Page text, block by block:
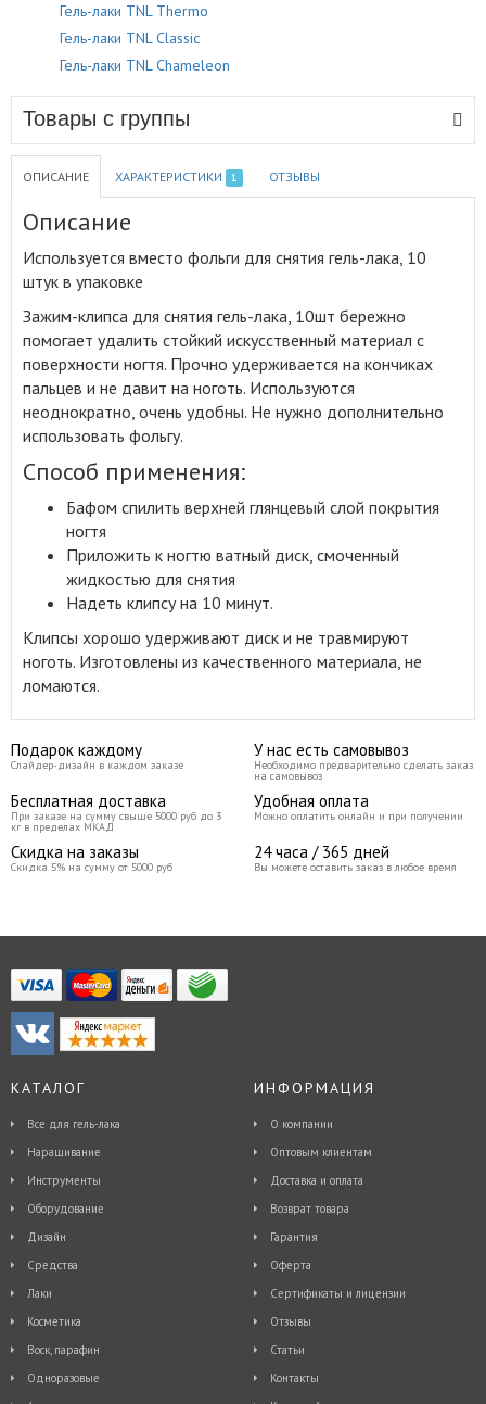
Гель-лаки TNL Thermo
Гель-лаки TNL Classic
Гель-лаки TNL Chameleon
Товары с группы
ОПИСАНИЕ ХАРАКТЕРИСТИКИ 1 ОТЗЫВЫ
Описание
Используется вместо фольги для снятия гель-лака, 10
штук в упаковке
Зажим-клипса для снятия гель-лака, 10шт бережно
помогает удалить стойкий искусственный материал с
поверхности ногтя. Прочно удерживается на кончиках
пальцев и не давит на ноготь. Используются
неоднократно, очень удобны. Не нужно дополнительно
использовать фольгу.
Способ применения:
Бафом спилить верхней глянцевый слой покрытия
ногтя
Приложить к ногтю ватный диск, смоченный
жидкостью для снятия
Надеть клипсу на 10 минут.
Клипсы хорошо удерживают диск и не травмируют
ноготь. Изготовлены из качественного материала, не
ломаются.
Подарок каждому
Слайдер-дизайн в каждом заказе
У нас есть самовывоз
Необходимо предварительно сделать заказ
на самовывоз
Бесплатная доставка
При заказе на сумму свыше 5000 руб до 3
кг в пределах МКАД
Удобная оплата
Можно оплатить онлайн и при получении
Скидка на заказы
Скидка 5% на сумму от 5000 руб
24 часа / 365 дней
Вы можете оставить заказ в любое время
КАТАЛОГ
Все для гель-лака
Наращивание
Инструменты
Оборудование
Дизайн
Средства
Лаки
Косметика
Воск, парафин
Одноразовые
ИНФОРМАЦИЯ
О компании
Оптовым клиентам
Доставка и оплата
Возврат товара
Гарантия
Оферта
Сертификаты и лицензии
Отзывы
Статьи
Контакты